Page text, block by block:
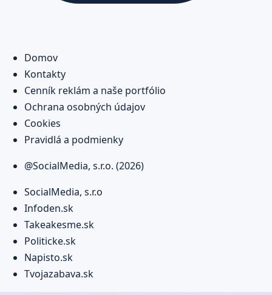
Domov
Kontakty
Cenník reklám a naše portfólio
Ochrana osobných údajov
Cookies
Pravidlá a podmienky
@SocialMedia, s.r.o. (2026)
SocialMedia, s.r.o
Infoden.sk
Takeakesme.sk
Politicke.sk
Napisto.sk
Tvojazabava.sk